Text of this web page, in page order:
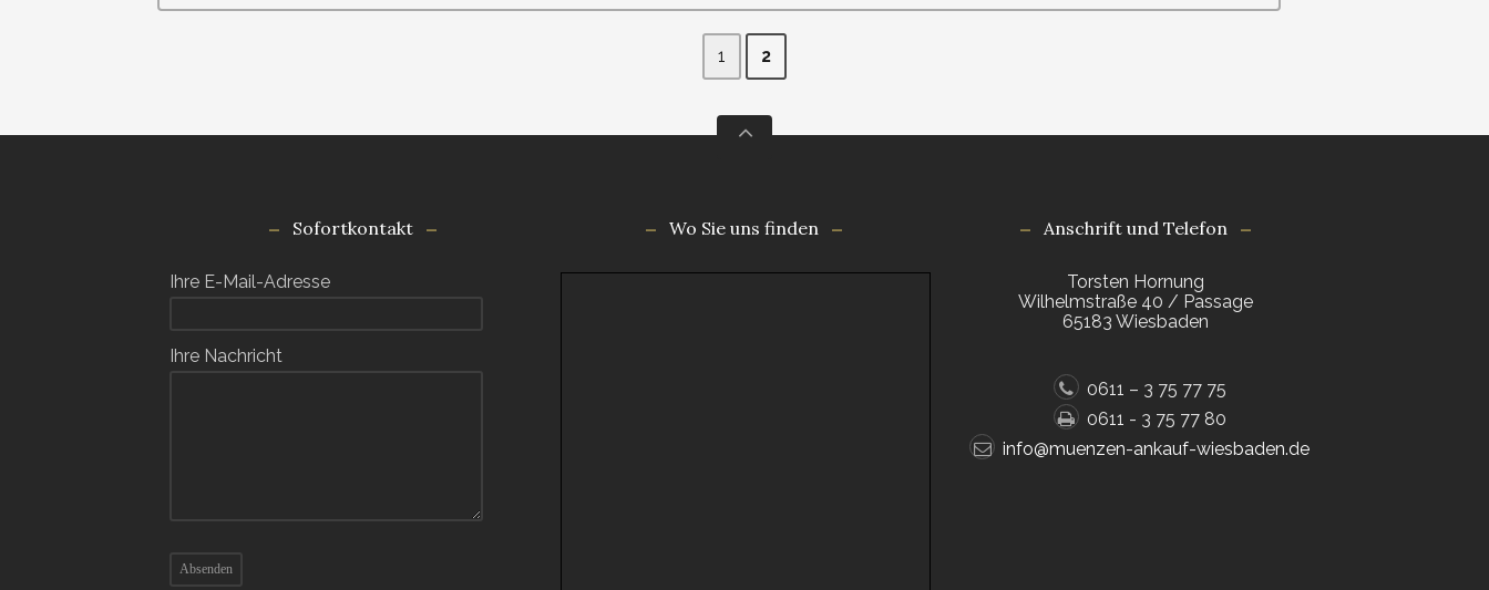
1 2
Sofortkontakt
Ihre E-Mail-Adresse
Ihre Nachricht
Wo Sie uns finden Anschrift und Telefon
Torsten Hornung
Wilhelmstraße 40 / Passage
65183 Wiesbaden
0611 – 3 75 77 75
0611 - 3 75 77 80
info@muenzen-ankauf-wiesbaden.de